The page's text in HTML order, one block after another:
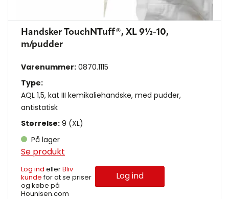
Handsker TouchNTuff®, XL 9½-10,
m/pudder
Varenummer: 0870.1115
Type:
AQL 1,5, kat III kemikaliehandske, med pudder,
antistatisk
Størrelse: 9 (XL)
På lager
Se produkt
Log ind ellerBliv
kundefor at se priser
og købe på
Hounisen.com
Log ind